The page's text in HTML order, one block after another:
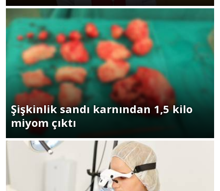
Şişkinlik sandı karnından 1,5 kilo
miyom çıktı